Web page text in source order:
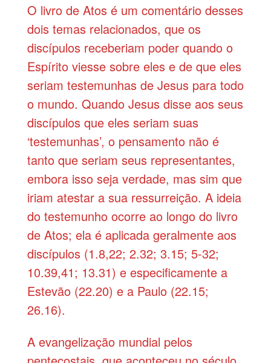
O livro de Atos é um comentário desses
dois temas relacionados, que os
discípulos receberiam poder quando o
Espírito viesse sobre eles e de que eles
seriam testemunhas de Jesus para todo
o mundo. Quando Jesus disse aos seus
discípulos que eles seriam suas
‘testemunhas’, o pensamento não é
tanto que seriam seus representantes,
embora isso seja verdade, mas sim que
iriam atestar a sua ressurreição. A ideia
do testemunho ocorre ao longo do livro
de Atos; ela é aplicada geralmente aos
discípulos (1.8,22; 2.32; 3.15; 5-32;
10.39,41; 13.31) e especificamente a
Estevão (22.20) e a Paulo (22.15;
26.16).
A evangelização mundial pelos